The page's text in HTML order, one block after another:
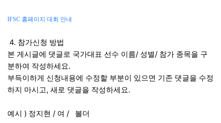
IFSC 홈페이지 대회 안내
4. 참가신청 방법
본 게시글에 댓글로 국가대표 선수 이름/ 성별/ 참가 종목을 구
분하여 작성하세요.
부득이하게 신청내용에 수정할 부분이 있으면 기존 댓글을 수정
하지 마시고, 새로 댓글을 작성하세요.
예시 ) 정지현 / 여 / 볼더